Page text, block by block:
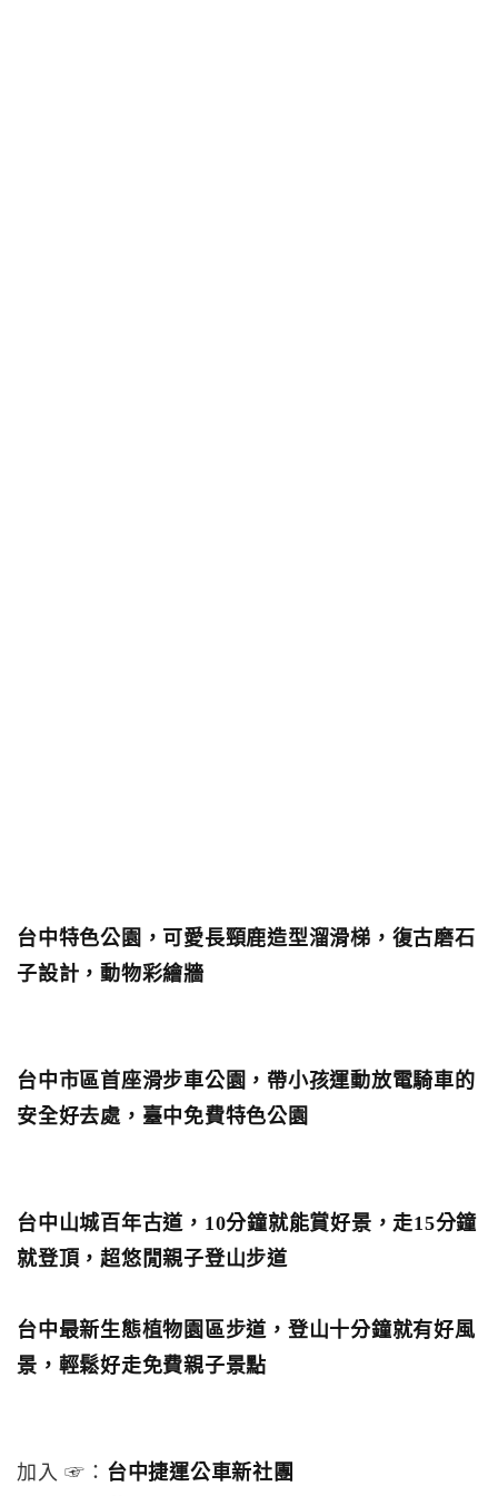
台中特色公園，可愛長頸鹿造型溜滑梯，復古磨石
子設計，動物彩繪牆
台中市區首座滑步車公園，帶小孩運動放電騎車的
安全好去處，臺中免費特色公園
台中山城百年古道，10分鐘就能賞好景，走15分鐘
就登頂，超悠閒親子登山步道
台中最新生態植物園區步道，登山十分鐘就有好風
景，輕鬆好走免費親子景點
加入 ☞： 台中捷運公車新社團